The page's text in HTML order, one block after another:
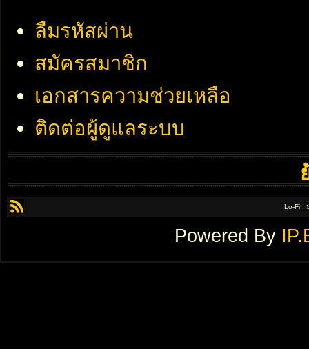
ลืมรหัสผ่าน
สมัครสมาชิก
เอกสารความช่วยเหลือ
ติดต่อผู้ดูแลระบบ
Lo-Fi ;
Powered By